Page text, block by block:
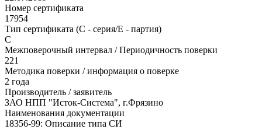
Номер сертификата
17954
Тип сертификата (C - серия/E - партия)
С
Межповерочный интервал / Периодичность поверки
221
Методика поверки / информация о поверке
2 года
Производитель / заявитель
ЗАО НПП "Исток-Система", г.Фрязино
Наименования документации
18356-99: Описание типа СИ